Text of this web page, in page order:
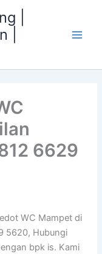
|
|
6629
WC Mampet di
5620, Hubungi
bpk is. Kami